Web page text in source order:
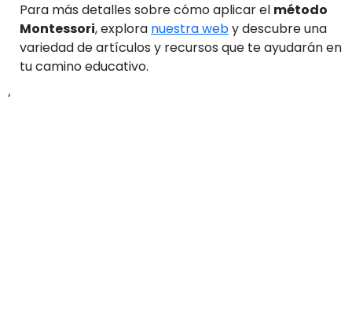
Para más detalles sobre cómo aplicar el método
Montessori, explora nuestra weby descubre una
variedad de artículos y recursos que te ayudarán en
tu camino educativo.
‘